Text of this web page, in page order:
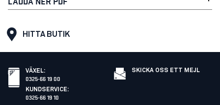
HITTA BUTIK
VÄXEL:
0325-66 19 00
KUNDSERVICE:
0325-66 19 10
SKICKA OSS ETT MEJL